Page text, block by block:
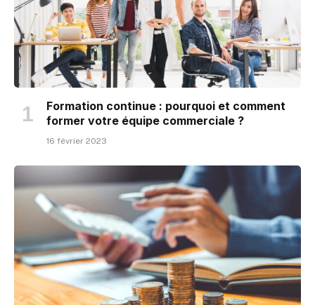
Formation continue : pourquoi et comment
former votre équipe commerciale ?
16 février 2023